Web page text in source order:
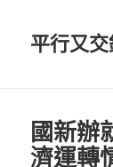
平行又
國新辦
濟運轉